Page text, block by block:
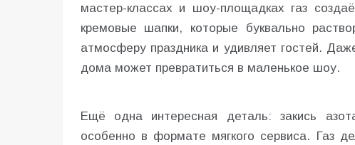
мастер-классах и шоу-площадках газ
кремовые шапки, которые буквально
атмосферу праздника и удивляет гостей.
дома может превратиться в маленькое шоу.
Ещё одна интересная деталь: закись
особенно в формате мягкого сервиса. Газ